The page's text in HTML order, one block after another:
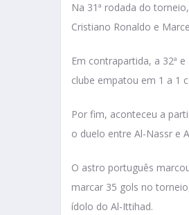
Na 31ª rodada do
Cristiano Ronaldo e
Em contrapartida, a 32ª
clube empatou em 1 a 1
Por fim, aconteceu a
o duelo entre Al-Nassr e
O astro português
marcar 35 gols no
ídolo do Al-Ittihad.